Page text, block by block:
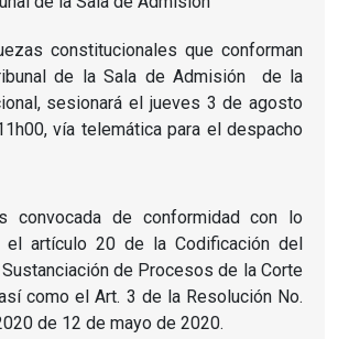
constitucionales que conforman
de la Sala de Admisiónde la
sesionará el jueves 3 de agosto
vía telemática para el despacho
convocada de conformidad con lo
el artículo 20 de la Codificación del
de Procesos de la Corte
como el Art. 3 de la Resolución No.
de 12 de mayo de 2020.